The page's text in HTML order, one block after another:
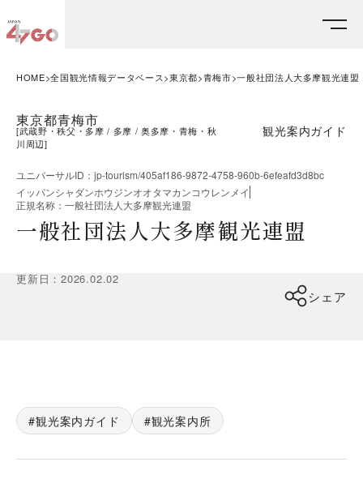
HOME 全国観光情報データベース 東京都 青梅市 一般社団法人大多摩観光連盟
東京都青梅市
[武蔵野・秩父・多摩 多摩
奥多摩・青梅・秋
川周辺]
観光案内ガイド
ユニバーサルID ： jp-tourism/405af186-9872-4758-960b-6efeafd3d8bc
イッパンシャダンホウジンオオタマカンコウレンメイ
正規名称 ： 一般社団法人大多摩観光連盟
一般社団法人大多摩観光連盟
更新日 ：2026.02.02
シェア
観光案内ガイド 観光案内所